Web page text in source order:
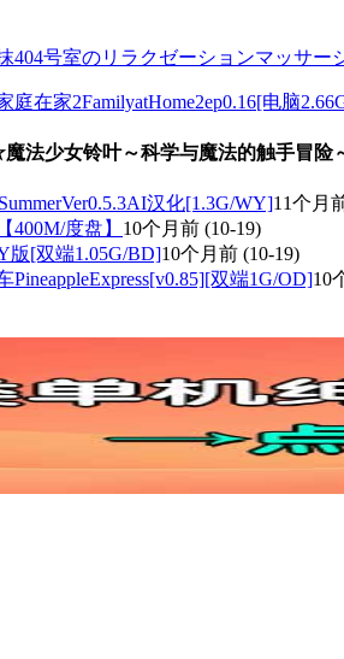
404号室のリラクゼーションマッサー
在家2FamilyatHome2ep0.16[电脑
法少女铃叶～科学与魔法的触手冒险
汉化[1.3G/WY]11个月
400M/度盘】 10个月前 (10-19)
版[双端1.05G/BD]10个月前 (10-19)
双端1G/OD]10